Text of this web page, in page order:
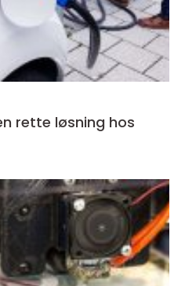
rette løsning hos